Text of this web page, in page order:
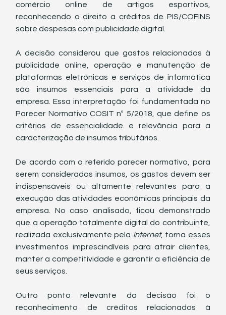
comércio online de artigos esportivos,
reconhecendo o direito a créditos de PIS/COFINS
sobre despesas com publicidade digital.
A decisão considerou que gastos relacionados à
publicidade online, operação e manutenção de
plataformas eletrônicas e serviços de informática
são insumos essenciais para a atividade da
empresa. Essa interpretação foi fundamentada no
Parecer Normativo COSIT nº 5/2018, que define os
critérios de essencialidade e relevância para a
caracterização de insumos tributários.
De acordo com o referido parecer normativo, para
serem considerados insumos, os gastos devem ser
indispensáveis ou altamente relevantes para a
execução das atividades econômicas principais da
empresa. No caso analisado, ficou demonstrado
que a operação totalmente digital do contribuinte,
realizada exclusivamente pela internet, torna esses
investimentos imprescindíveis para atrair clientes,
manter a competitividade e garantir a eficiência de
seus serviços.
Outro ponto relevante da decisão foi o
reconhecimento de créditos relacionados à